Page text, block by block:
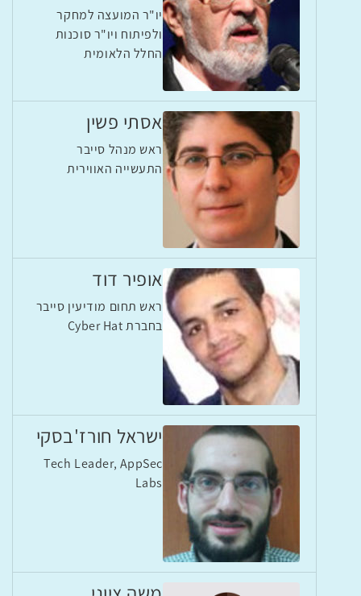
יו"ר המועצה למחקר
ולפיתוח ויו"ר סוכנות
החלל הלאומית
אסתי פשין
ראש מנהל סייבר
התעשייה האווירית
אופיר דוד
ראש תחום מודיעין סייבר
בחברת Cyber Hat
ישראל חורז'בסקי
Tech Leader, AppSec
Labs